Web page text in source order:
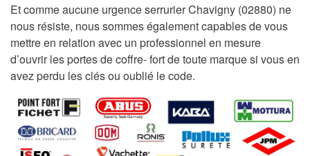
Et comme aucune urgence serrurier Chavigny (02880) ne
nous résiste, nous sommes également capables de vous
mettre en relation avec un professionnel en mesure
d’ouvrir les portes de coffre- fort de toute marque si vous en
avez perdu les clés ou oublié le code.